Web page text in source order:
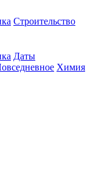
Строительство
Даты
Химия